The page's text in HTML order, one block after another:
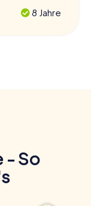
8 Jahre
- So